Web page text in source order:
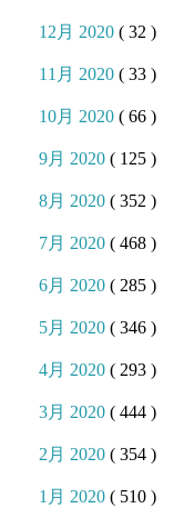
12月 2020( 32 )
11月 2020( 33 )
10月 2020( 66 )
9月 2020( 125 )
8月 2020( 352 )
7月 2020( 468 )
6月 2020( 285 )
5月 2020( 346 )
4月 2020( 293 )
3月 2020( 444 )
2月 2020( 354 )
1月 2020( 510 )